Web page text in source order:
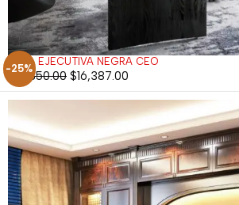
-25%
SILLA EJECUTIVA NEGRA CEO
$21,850.00 $16,387.00